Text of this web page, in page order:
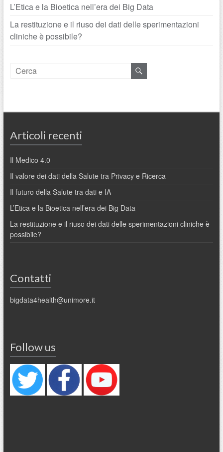
L’Etica e la Bioetica nell’era dei Big Data
La restituzione e il riuso dei dati delle sperimentazioni
cliniche è possibile?
Articoli recenti
Il Medico 4.0
Il valore dei dati della Salute tra Privacy e Ricerca
Il futuro della Salute tra dati e IA
L’Etica e la Bioetica nell’era dei Big Data
La restituzione e il riuso dei dati delle sperimentazioni cliniche è
possibile?
Contatti
bigdata4health@unimore.it
Follow us